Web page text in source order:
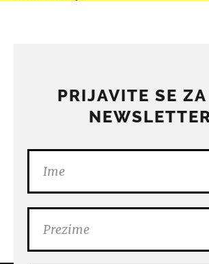
PRIJAVITE SE